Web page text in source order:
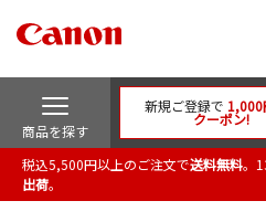
商品を探す
新規ご登録で 1,000
クーポン!
税込5,500円以上のご注文で送料無料。
出荷。